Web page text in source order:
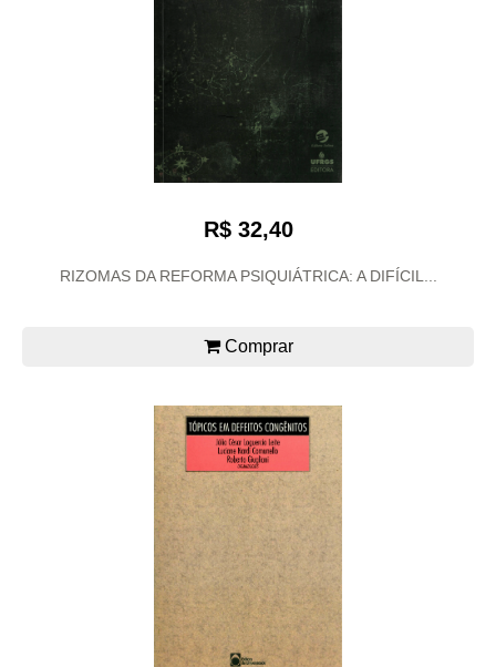
R$ 32,40
RIZOMAS DA REFORMA PSIQUIÁTRICA: A DIFÍCIL...
Comprar